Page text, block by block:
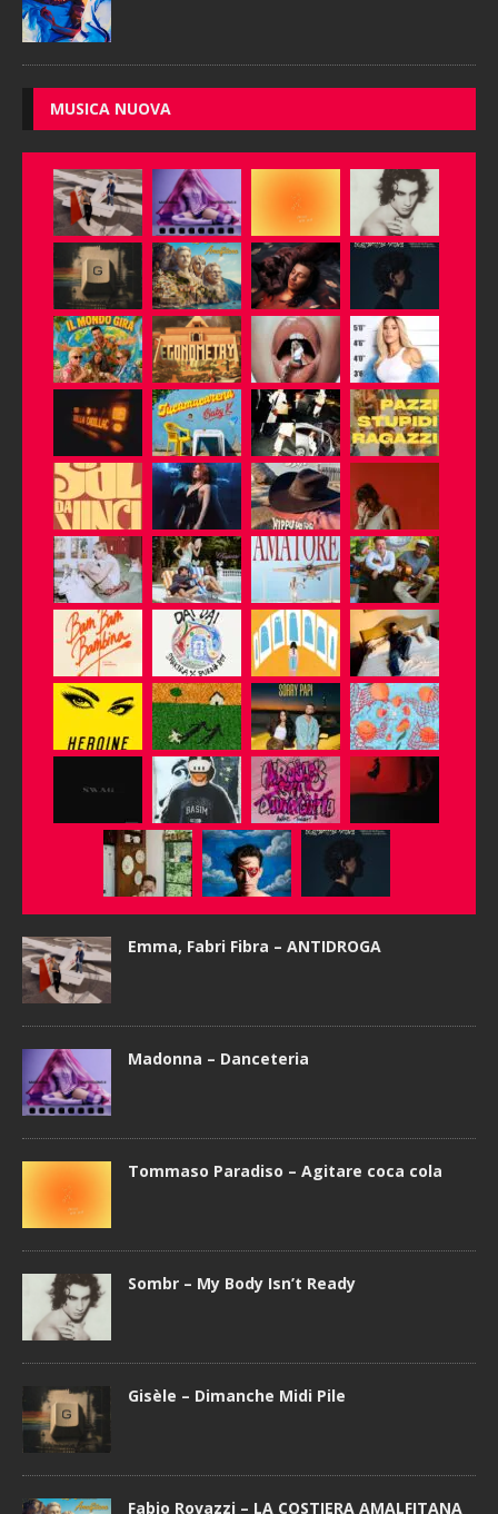
MUSICA NUOVA
Emma, Fabri Fibra – ANTIDROGA
Madonna – Danceteria
Tommaso Paradiso – Agitare coca cola
Sombr – My Body Isn’t Ready
Gisèle – Dimanche Midi Pile
Fabio Rovazzi – LA COSTIERA AMALFITANA